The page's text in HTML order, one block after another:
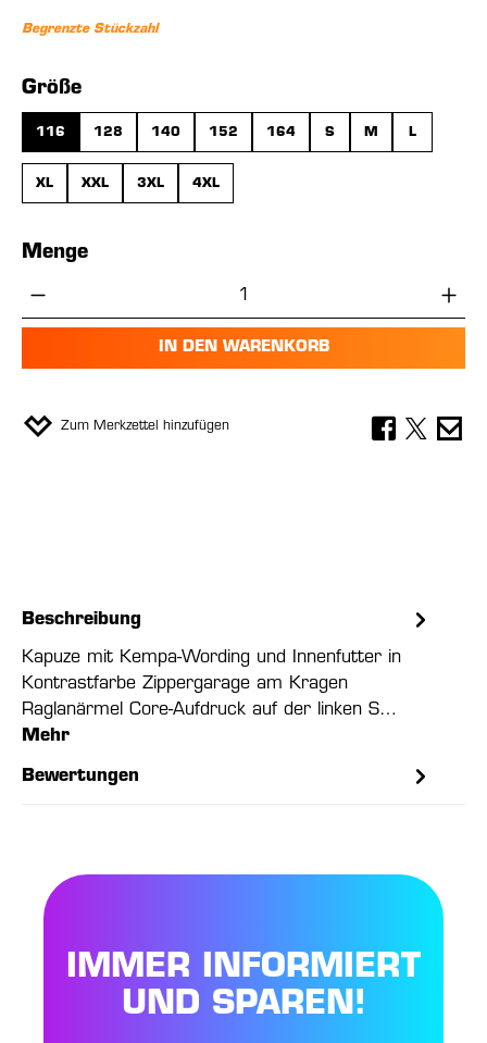
Begrenzte Stückzahl
Größeauswählen
116 128 140 152 164 S M L
XL XXL 3XL 4XL
Menge
Produkt Anzahl: Gib den gewünschten
IN DEN WARENKORB
Zum Merkzettel hinzufügen
Beschreibung
Kapuze mit Kempa-Wording und Innenfutter in
Kontrastfarbe Zippergarage am Kragen
Raglanärmel Core-Aufdruck auf der linken S…
Mehr
Bewertungen
IMMER INFORMIERT
UND SPAREN!